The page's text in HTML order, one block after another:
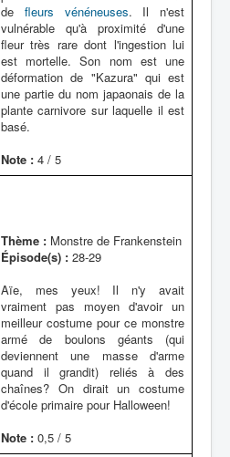
de fleurs vénéneuses. Il n'est
vulnérable qu'à proximité d'une
fleur très rare dont l'ingestion lui
est mortelle. Son nom est une
déformation de "Kazura" qui est
une partie du nom japaonais de la
plante carnivore sur laquelle il est
basé.
Note : 4 / 5
Thème : Monstre de Frankenstein
Épisode(s) : 28-29
Aïe, mes yeux! Il n'y avait
vraiment pas moyen d'avoir un
meilleur costume pour ce monstre
armé de boulons géants (qui
deviennent une masse d'arme
quand il grandit) reliés à des
chaînes? On dirait un costume
d'école primaire pour Halloween!
Note : 0,5 / 5